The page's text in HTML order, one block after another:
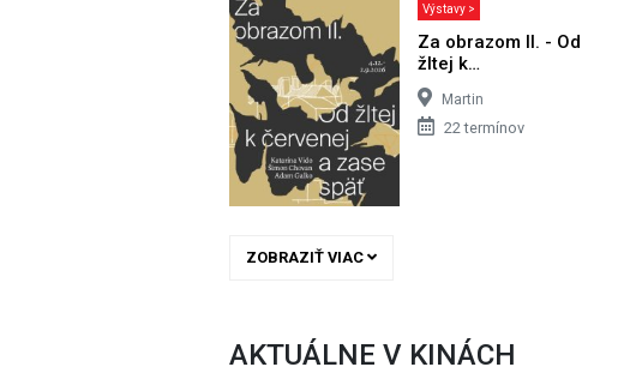
Výstavy >
Za obrazom II. - Od
žltej k…
Martin
22 termínov
ZOBRAZIŤ VIAC
AKTUÁLNE V KINÁCH